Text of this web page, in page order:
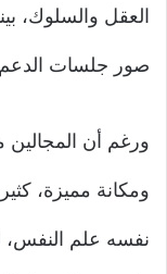
العقل والسلوك،
صور جلسات الدعم
ورغم أن المجالين
ومكانة مميزة،
نفسه علم النفس،